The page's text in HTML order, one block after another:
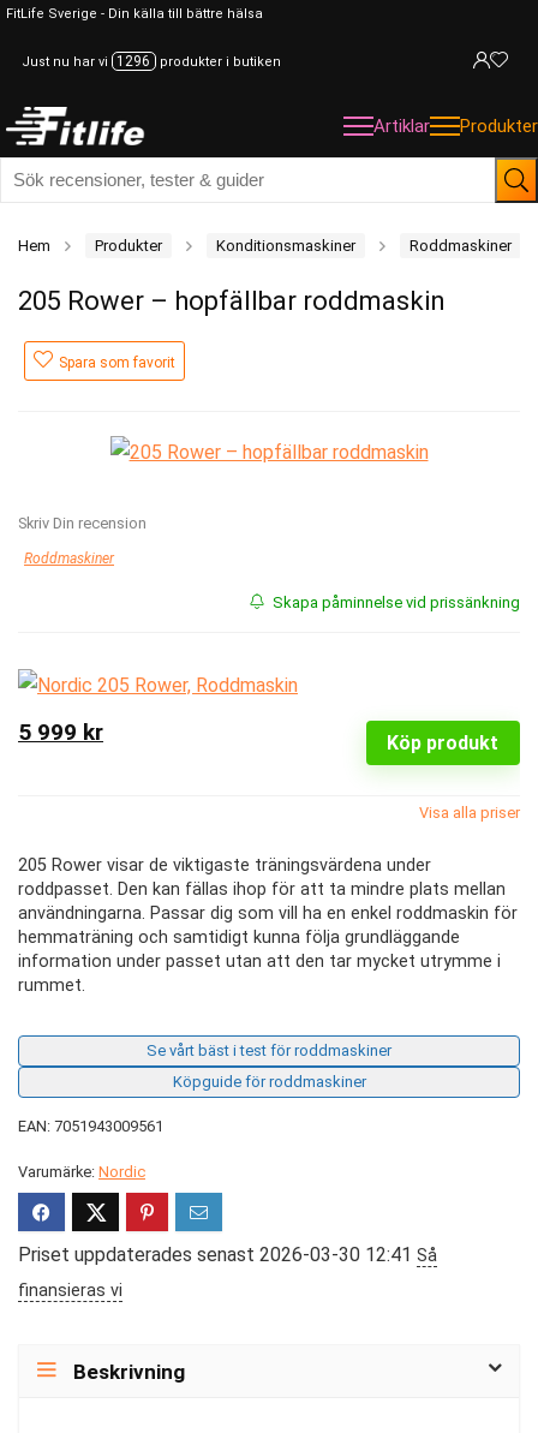
FitLife Sverige - Din källa till bättre hälsa
Just nu har vi 1296 produkter i butiken
Artiklar Produkter
Hem Produkter Konditionsmaskiner Roddmaskiner
205 Rower – hopfällbar roddmaskin
Spara som favorit
Skriv Din recension
Roddmaskiner
Skapa påminnelse vid prissänkning
Köp produkt
5 999 kr
Visa alla priser
205 Rower visar de viktigaste träningsvärdena under
roddpasset. Den kan fällas ihop för att ta mindre plats mellan
användningarna. Passar dig som vill ha en enkel roddmaskin för
hemmaträning och samtidigt kunna följa grundläggande
information under passet utan att den tar mycket utrymme i
rummet.
Se vårt bäst i test för roddmaskiner
Köpguide för roddmaskiner
EAN: 7051943009561
Varumärke: Nordic
Priset uppdaterades senast 2026-03-30 12:41 Så
finansieras vi
Beskrivning